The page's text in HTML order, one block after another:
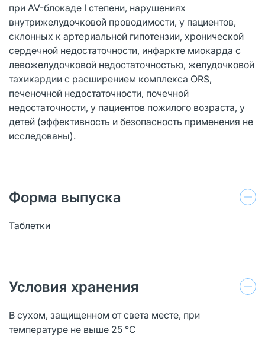
при AV-блокаде I степени, нарушениях
внутрижелудочковой проводимости, у пациентов,
склонных к артериальной гипотензии, хронической
сердечной недостаточности, инфаркте миокарда с
левожелудочковой недостаточностью, желудочковой
тахикардии с расширением комплекса ORS,
печеночной недостаточности, почечной
недостаточности, у пациентов пожилого возраста, у
детей (эффективность и безопасность применения не
исследованы).
Форма выпуска
Таблетки
Условия хранения
В сухом, защищенном от света месте, при
температуре не выше 25 °C